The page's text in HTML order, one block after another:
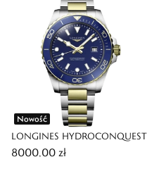
Nowość
LONGINES HYDROCONQUEST
8000,00 zł